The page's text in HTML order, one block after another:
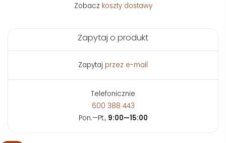
Zobacz koszty dostawy
Zapytaj o produkt
Zapytaj przez e-mail
Telefonicznie
600 388 443
Pon.—Pt., 9:00—15:00